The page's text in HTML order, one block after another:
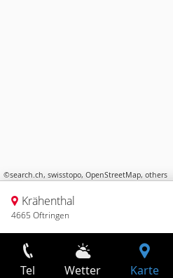
©search.ch, swisstopo, OpenStreetMap, others
Krähenthal
4665 Oftringen
Tel Wetter Karte